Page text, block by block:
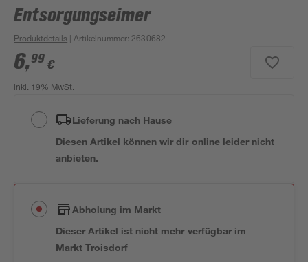
Entsorgungseimer
Produktdetails | Artikelnummer: 2630682
6,99 €
inkl. 19% MwSt.
Lieferung nach Hause
Diesen Artikel können wir dir online leider nicht
anbieten.
Abholung im Markt
Dieser Artikel ist nicht mehr verfügbar im
MarktTroisdorf